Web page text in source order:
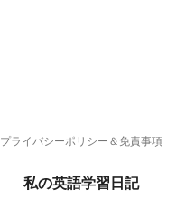
プライバシーポリシー＆免責事項
私の英語学習日記